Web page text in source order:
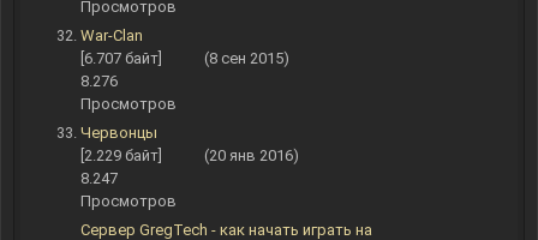
Просмотров
War-Clan
[6.707 байт]
(8 сен 2015)
8.276
Просмотров
Червонцы
[2.229 байт]
(20 янв 2016)
8.247
Просмотров
Сервер GregTech - как начать играть на